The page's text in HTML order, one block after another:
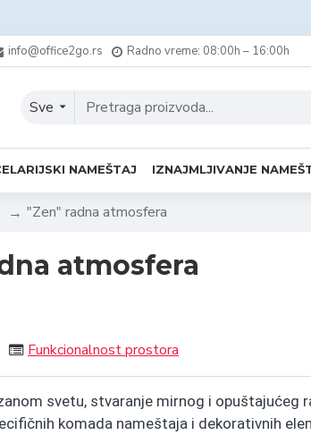
info@office2go.rs Radno vreme: 08:00h – 16:00h
Sve
NAMEŠTAJ IZNAJMLJIVANJE
"Zen" radna atmosfera
atmosfera
Funkcionalnost prostora
svetu, stvaranje mirnog i
komada nameštaja i dekorativnih